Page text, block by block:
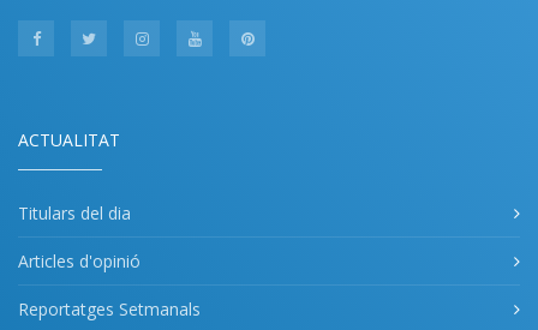
ACTUALITAT
Titulars del dia
Articles d'opinió
Reportatges Setmanals